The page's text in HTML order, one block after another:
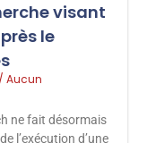
visant
le
Aucun
ne fait désormais
l’exécution d’une